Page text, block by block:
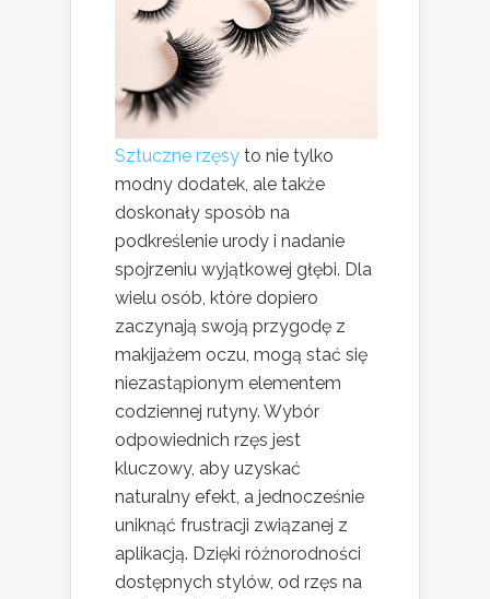
Sztuczne rzęsy to nie tylko
modny dodatek, ale także
doskonały sposób na
podkreślenie urody i nadanie
spojrzeniu wyjątkowej głębi. Dla
wielu osób, które dopiero
zaczynają swoją przygodę z
makijażem oczu, mogą stać się
niezastąpionym elementem
codziennej rutyny. Wybór
odpowiednich rzęs jest
kluczowy, aby uzyskać
naturalny efekt, a jednocześnie
uniknąć frustracji związanej z
aplikacją. Dzięki różnorodności
dostępnych stylów, od rzęs na